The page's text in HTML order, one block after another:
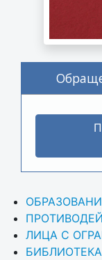
ЛИЦА С
БИБЛИОТЕКА